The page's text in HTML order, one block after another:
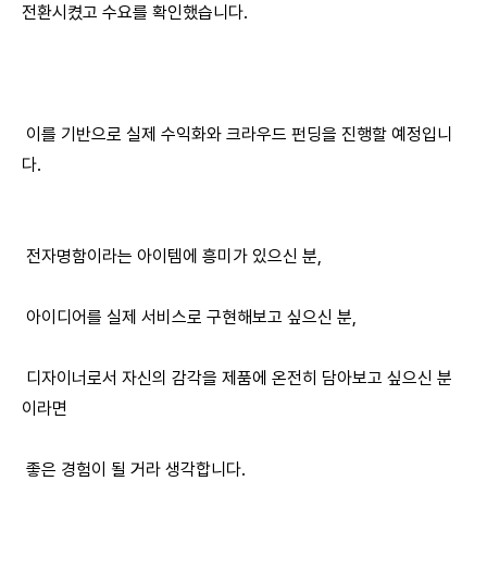
전환시켰고 수요를 확인했습니다.
이를 기반으로 실제 수익화와 크라우드 펀딩을 진행할 예정입니
다.
전자명함이라는 아이템에 흥미가 있으신 분,
아이디어를 실제 서비스로 구현해보고 싶으신 분,
디자이너로서 자신의 감각을 제품에 온전히 담아보고 싶으신 분
이라면
좋은 경험이 될 거라 생각합니다.